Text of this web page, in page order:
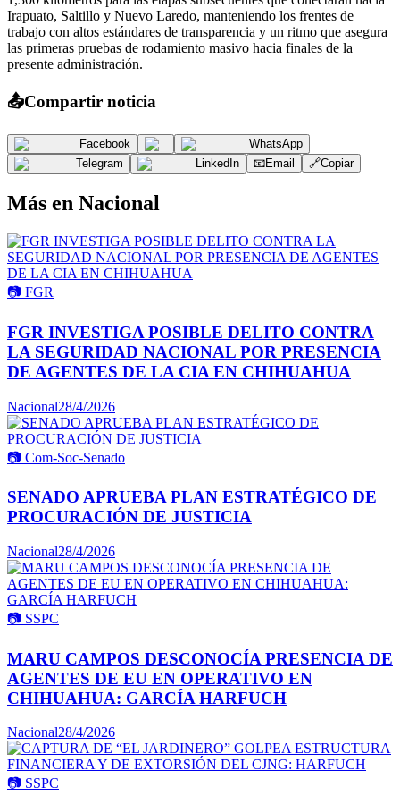
Irapuato, Saltillo y Nuevo Laredo, manteniendo los frentes de
trabajo con altos estándares de transparencia y un ritmo que asegura
las primeras pruebas de rodamiento masivo hacia finales de la
presente administración.
📤Compartir noticia
Facebook
WhatsApp
Telegram
LinkedIn 📧Email 🔗Copiar
Más en Nacional
📷 FGR
FGR INVESTIGA POSIBLE DELITO CONTRA
LA SEGURIDAD NACIONAL POR PRESENCIA
DE AGENTES DE LA CIA EN CHIHUAHUA
Nacional28/4/2026
📷 Com-Soc-Senado
SENADO APRUEBA PLAN ESTRATÉGICO DE
PROCURACIÓN DE JUSTICIA
Nacional28/4/2026
📷 SSPC
MARU CAMPOS DESCONOCÍA PRESENCIA DE
AGENTES DE EU EN OPERATIVO EN
CHIHUAHUA: GARCÍA HARFUCH
Nacional28/4/2026
📷 SSPC